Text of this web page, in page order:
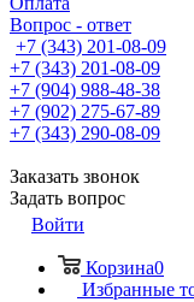
Вопрос - ответ
+7 (343) 201-08-09
+7 (343) 201-08-09
+7 (904) 988-48-38
+7 (902) 275-67-89
+7 (343) 290-08-09
Заказать звонок
Задать вопрос
Войти
Корзина0
Избранные